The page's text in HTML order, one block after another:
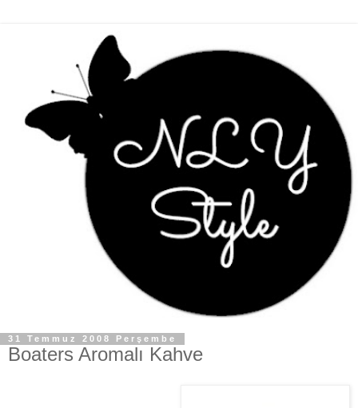
31 Temmuz 2008 Perşembe
Boaters Aromalı Kahve